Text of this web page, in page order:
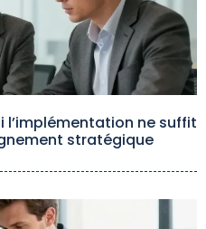
l’implémentation ne suffit
stratégique